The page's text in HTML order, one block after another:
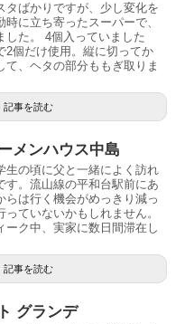
タばかりですが、少し変化を
に立ち寄ったスーパーで、
した。 4個入っていました
2個だけ使用。縦に切ってか
て、ヘタの部分ももぎ取りま
記事を読む
メンハウス中島
生の頃に父と一緒によく訪れ
す。流山線の平和台駅前にあ
らは行く機会がめっきり減っ
ていないかもしれません。
ーク中、実家に数日間滞在し
記事を読む
グランデ